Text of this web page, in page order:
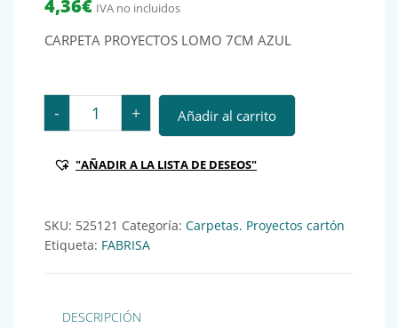
4,36€ IVA no incluidos
CARPETA PROYECTOS LOMO 7CM AZUL
- CARPETA PROYECTOS LOMO 7CM AZUL Ref.: 525121
+ Añadir al carrito
"AÑADIR A LA LISTA DE DESEOS"
SKU: 525121 Categoría: Carpetas. Proyectos cartón
Etiqueta: FABRISA
DESCRIPCIÓN